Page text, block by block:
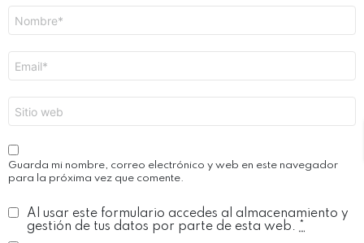
electrónico
*
Guarda mi nombre, correo electrónico y web en este navegador
para la próxima vez que comente.
Al usar este formulario accedes al almacenamiento y
gestión de tus datos por parte de esta web. *